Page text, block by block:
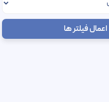
اعمال فیلتر ها